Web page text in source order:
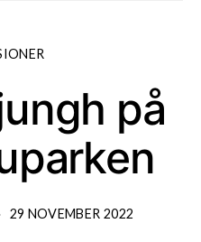
på
29 NOVEMBER 2022